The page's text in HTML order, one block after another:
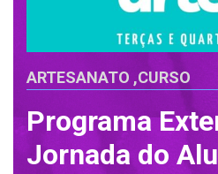
ARTESANATO ,CURSO
Programa
Jornada do